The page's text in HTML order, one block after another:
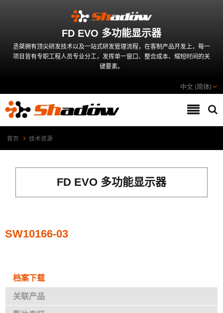
FD EVO 多功能显示器
丞桀拥有顶尖研发技术以及一站式研发管理流程，在客制产品开发上，每一
项目皆有专职工程人员专业分工，发挥单一窗口、整合成本、缩短时间的关
键要素。
中文 (简体)
首页 技术资源
FD EVO 多功能显示器
SW10166-03
档案下载
关联产品